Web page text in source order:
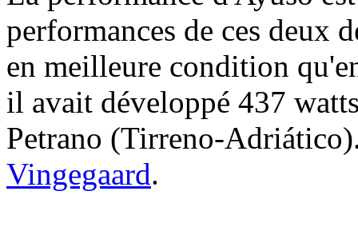
performances de ces deux
en meilleure condition
il avait développé 437
Petrano (Tirreno-
Vingegaard.